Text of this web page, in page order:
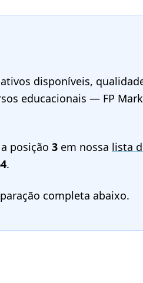
disponíveis,
educacionais — FP
posição 3 em nossa lista
.
completa abaixo.